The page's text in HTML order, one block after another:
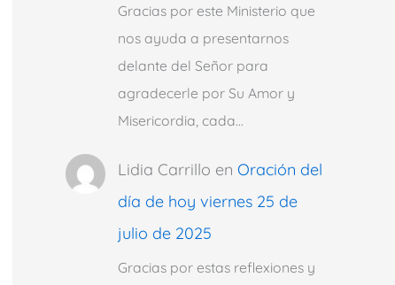
Gracias por este Ministerio que
nos ayuda a presentarnos
delante del Señor para
agradecerle por Su Amor y
Misericordia, cada…
Lidia Carrillo en Oración del
día de hoy viernes 25 de
julio de 2025
Gracias por estas reflexiones y